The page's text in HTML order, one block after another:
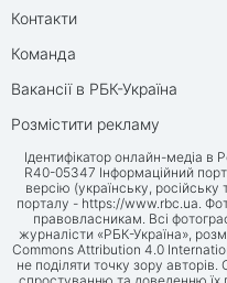
Контакти
Команда
Вакансії в РБК-Україна
Розмістити рекламу
Ідентифікатор онлайн-медіа в
R40-05347 Інформаційний
версію (українську, російську
порталу - https://www.rbc.ua .
правовласникам. Всі
журналісти «РБК-Україна»,
Commons Attribution 4.0
не поділяти точку зору